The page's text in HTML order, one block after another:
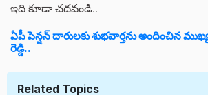
ఇది కూడా చదవండి..
ఏపీ పెన్షన్ దారులకు శుభవార్తను అందించిన
రెడ్డి..
Related Topics